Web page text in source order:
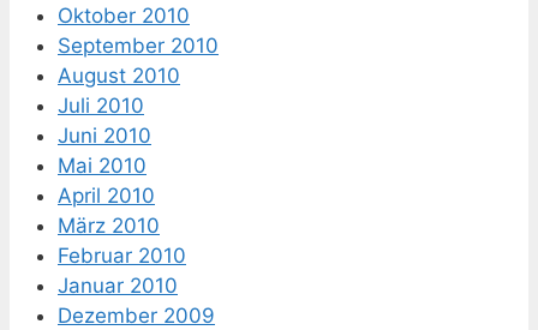
Oktober 2010
September 2010
August 2010
Juli 2010
Juni 2010
Mai 2010
April 2010
März 2010
Februar 2010
Januar 2010
Dezember 2009